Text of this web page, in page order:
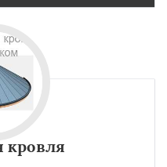
кровля